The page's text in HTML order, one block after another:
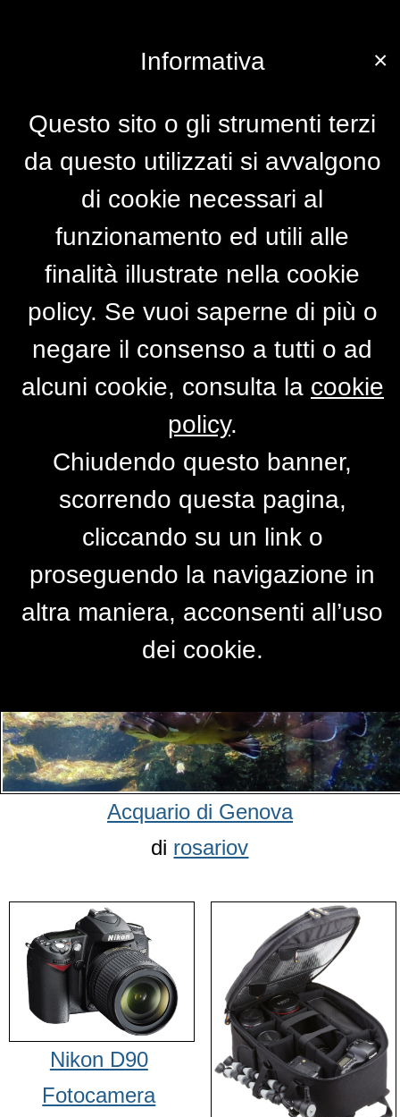
Per accedere alla versione completa del
clicca qui
PRIMO PIANO
Acquario di Genova
di rosariov
Nikon D90
Fotocamera
×
Informativa
Questo sito o gli strumenti terzi
da questo utilizzati si avvalgono
di cookie necessari al
funzionamento ed utili alle
finalità illustrate nella cookie
policy. Se vuoi saperne di più o
negare il consenso a tutti o ad
alcuni cookie, consulta la cookie
policy.
Chiudendo questo banner,
scorrendo questa pagina,
cliccando su un link o
proseguendo la navigazione in
altra maniera, acconsenti all’uso
dei cookie.